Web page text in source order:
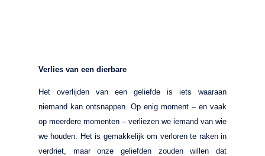
Verlies van een dierbare
Het overlijden van een geliefde is iets waaraan
niemand kan ontsnappen. Op enig moment – en vaak
op meerdere momenten – verliezen we iemand van wie
we houden. Het is gemakkelijk om verloren te raken in
verdriet, maar onze geliefden zouden willen dat